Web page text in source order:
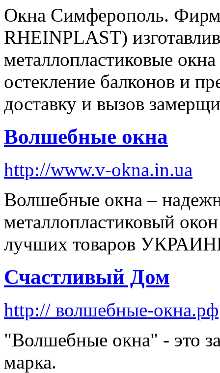
Окна Симферополь.
RHEINPLAST)
металлопластиковые
остекление балконов и
доставку и вызов
Волшебные окна
http://www.v-okna.in.ua
Волшебные окна –
металлопластиковый
лучших товаров
Счастливый Дом
http:// волшебные-окна.рф
"Волшебные окна" - это
марка.